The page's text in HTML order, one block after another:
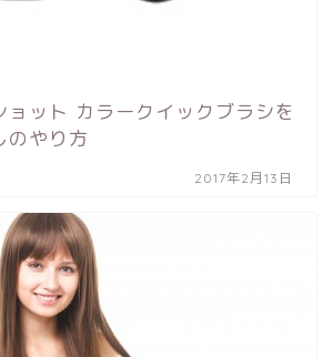
ョット カラークイックブラシを
のやり方
2017年2月13日